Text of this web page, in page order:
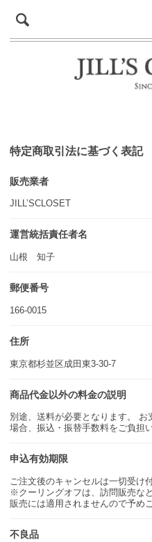
特定商取引法に基づく表記
販売業者
JILL’SCLOSET
運営統括責任者名
山根 知子
郵便番号
166-0015
住所
東京都杉並区成田東3-30-7
商品代金以外の料金の説明
別途、送料が必要となります。
場合、振込・振替手数料をご負担
申込有効期限
ご注文後のキャンセルは一切受け
※クーリングオフは、訪問販売な
販売には適用されませんので予め
不良品